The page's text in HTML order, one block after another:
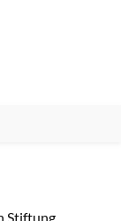
Stiftung